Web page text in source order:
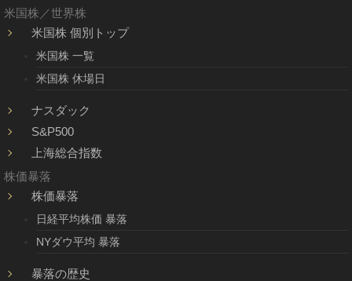
米国株／世界株
米国株 個別トップ
米国株 一覧
米国株 休場日
ナスダック
S&P500
上海総合指数
株価暴落
株価暴落
日経平均株価 暴落
NYダウ平均 暴落
暴落の歴史